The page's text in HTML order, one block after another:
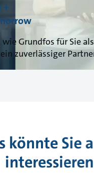
+
wie Grundfos für Sie
zuverlässiger
könnte Sie
interessieren